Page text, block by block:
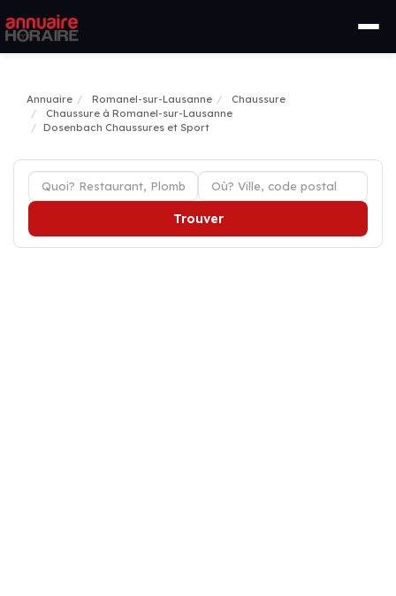
Annuaire Romanel-sur-Lausanne
Chaussure
Chaussure à Romanel-sur-Lausanne
Dosenbach Chaussures et Sport
Trouver